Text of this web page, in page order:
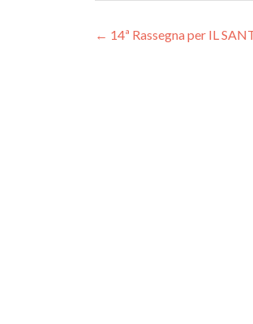
Navigazione
← 14ª Rassegna per IL